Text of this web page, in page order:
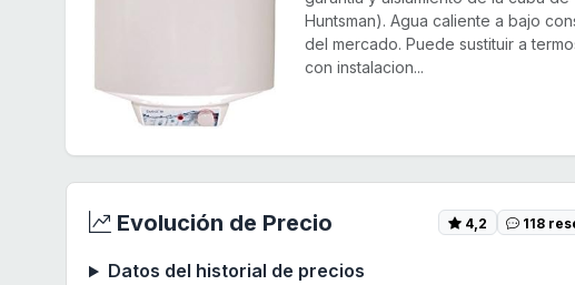
Huntsman). Agua caliente a bajo
del mercado. Puede sustituir a
con instalacion...
Evolución de Precio 4,2 118
Datos del historial de precios